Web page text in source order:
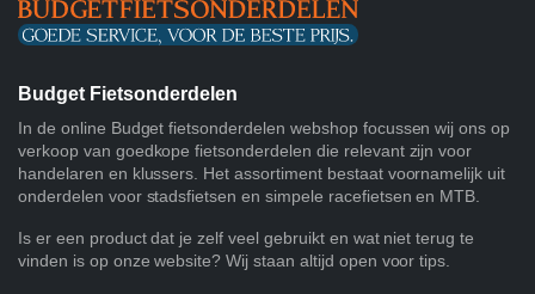
Budget Fietsonderdelen
In de online Budget fietsonderdelen webshop focussen wij ons op
verkoop van goedkope fietsonderdelen die relevant zijn voor
handelaren en klussers. Het assortiment bestaat voornamelijk uit
onderdelen voor stadsfietsen en simpele racefietsen en MTB.
Is er een product dat je zelf veel gebruikt en wat niet terug te
vinden is op onze website? Wij staan altijd open voor tips.